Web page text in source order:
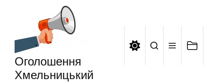
Оголошення
Хмельницький